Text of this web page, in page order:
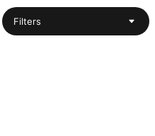
Filters